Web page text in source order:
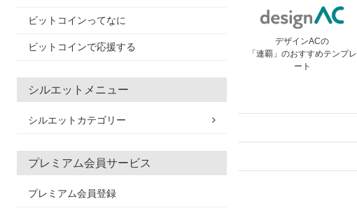
ビットコインってなに
ビットコインで応援する
シルエットメニュー
シルエットカテゴリー
プレミアム会員サービス
プレミアム会員登録
デザインACの
「連覇」のおすすめテンプレ
ート